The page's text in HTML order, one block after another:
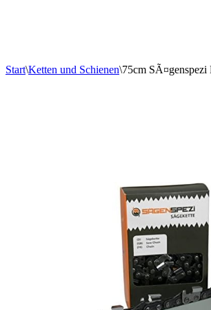
Start\Ketten und Schienen\75cm